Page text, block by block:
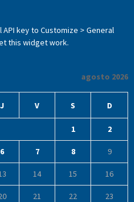
API key to Customize > General
this widget work.
agosto 2026
J V S D
1 2
6 7 8 9
14 15 16
21 22 23